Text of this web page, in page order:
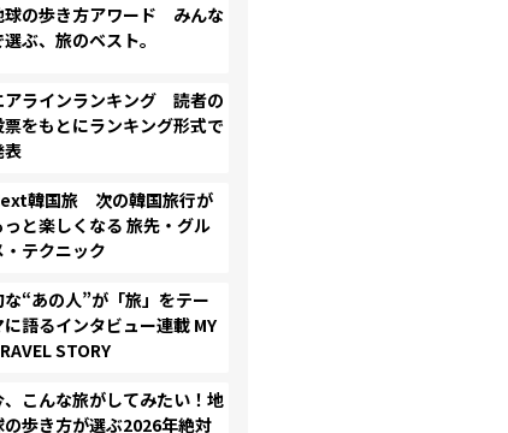
球の歩き方アワード みんな
選ぶ、旅のベスト。
アラインランキング 読者の
票をもとにランキング形式で
表
韓国旅 次の韓国旅行が
っと楽しくなる 旅先・グル
・テクニック
な“あの人”が「旅」をテー
に語るインタビュー連載 MY
STORY
、こんな旅がしてみたい！地
の歩き方が選ぶ2026年絶対